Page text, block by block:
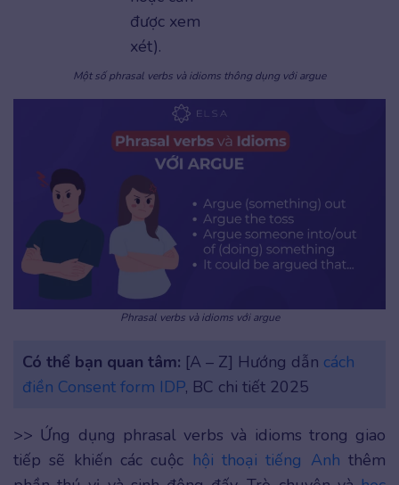
được xem
xét).
Một số phrasal verbs và idioms thông dụng với argue
Phrasal verbs và idioms với argue
Có thể bạn quan tâm: [A – Z] Hướng dẫn cách
điền Consent form IDP, BC chi tiết 2025
>> Ứng dụng phrasal verbs và idioms trong giao
tiếp sẽ khiến các cuộc hội thoại tiếng Anh thêm